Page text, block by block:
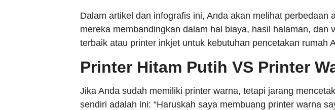
Dalam artikel dan infografis ini, Anda akan melihat
mereka membandingkan dalam hal biaya, hasil halaman,
terbaik atau printer inkjet untuk kebutuhan pencetakan rumah
Printer Hitam Putih VS Printer
Jika Anda sudah memiliki printer warna, tetapi jarang
sendiri adalah ini: “Haruskah saya membuang printer warna